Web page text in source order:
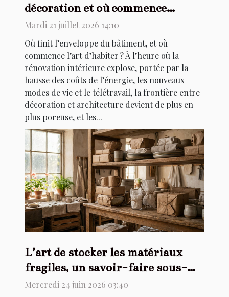
décoration et où commence
l’architecture ?
Mardi 21 juillet 2026 14:10
Où finit l’enveloppe du bâtiment, et où
commence l’art d’habiter ? À l’heure où la
rénovation intérieure explose, portée par la
hausse des coûts de l’énergie, les nouveaux
modes de vie et le télétravail, la frontière entre
décoration et architecture devient de plus en
plus poreuse, et les...
L’art de stocker les matériaux
fragiles, un savoir-faire sous-
estimé
Mercredi 24 juin 2026 03:40